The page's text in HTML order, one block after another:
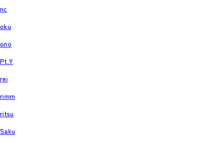
nc
oku
ono
Pt.Y
rei
rimm
ritsu
Saku